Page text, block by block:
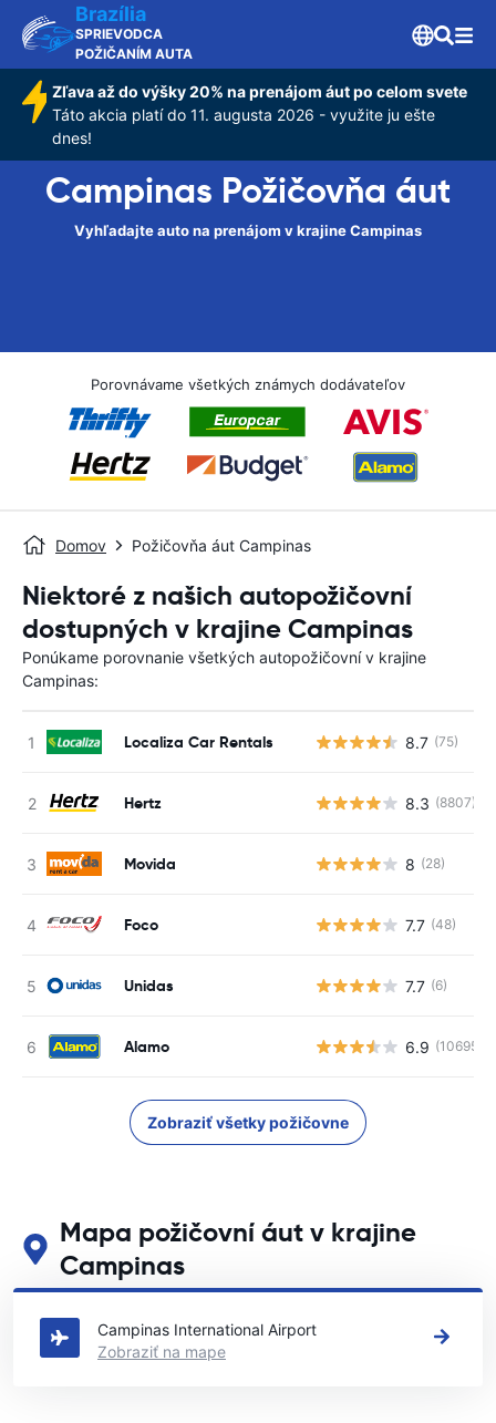
Brazília
SPRIEVODCA
POŽIČANÍM AUTA
Zľava až do výšky 20% na prenájom áut po celom svete
Táto akcia platí do 11. augusta 2026 - využite ju ešte
dnes!
Campinas Požičovňa áut
Vyhľadajte auto na prenájom v krajine Campinas
Porovnávame všetkých známych dodávateľov
Domov Požičovňa áut Campinas
Niektoré z našich autopožičovní
dostupných v krajine Campinas
Ponúkame porovnanie všetkých autopožičovní v krajine
Campinas:
Localiza Car Rentals 8.7 (75)
Hertz 8.3 (8807)
Movida 8 (28)
Foco 7.7 (48)
Unidas 7.7 (6)
Alamo 6.9 (10695)
Zobraziť všetky požičovne
Mapa požičovní áut v krajine
Campinas
Pozrite si naše hlavné požičovne áut v krajine Campinas
Campinas International Airport
Zobraziť na mape